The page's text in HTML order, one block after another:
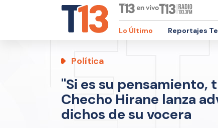
Lo Último Reportajes
Política
"Si es su pensamiento,
Checho Hirane lanza
dichos de su vocera